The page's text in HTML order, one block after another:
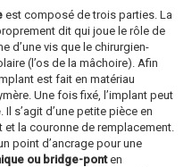
est composé de trois parties. La
dit qui joue le rôle de
d’une vis que le chirurgien-
(l’os de la mâchoire). Afin
est fait en matériau
Une fois fixé, l’implant peut
. Il s’agit d’une petite pièce en
la couronne de remplacement.
point d’ancrage pour une
ou bridge-ponten